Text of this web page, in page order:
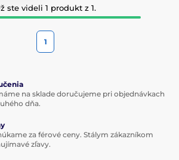
ste videli 1 produkt z 1.
1
na sklade doručujeme pri objednávkach
dňa.
za férové ceny. Stálym zákazníkom
zľavy.